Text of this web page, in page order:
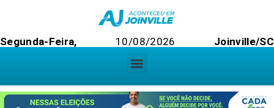
Segunda-Feira, 10/08/2026 Joinville/SC